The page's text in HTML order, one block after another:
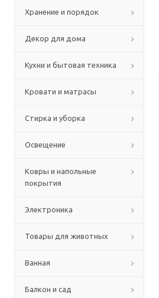
Хранение и порядок
Декор для дома
Кухни и бытовая техника
Кровати и матрасы
Стирка и уборка
Освещение
Ковры и напольные
покрытия
Электроника
Товары для животных
Ванная
Балкон и сад